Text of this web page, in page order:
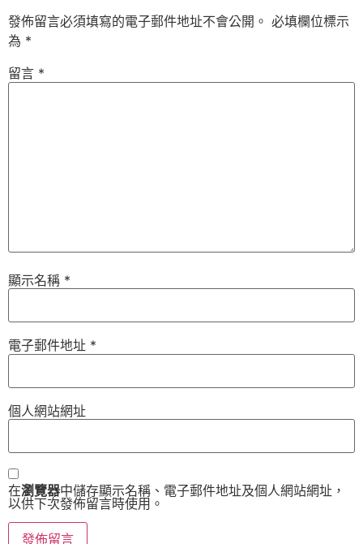
發佈留言必須填寫的電子郵件地址不會公開。 必填欄位標示
為 *
留言 *
顯示名稱 *
電子郵件地址 *
個人網站網址
在瀏覽器中儲存顯示名稱、電子郵件地址及個人網站網址，
以供下次發佈留言時使用。